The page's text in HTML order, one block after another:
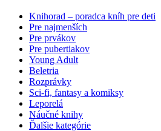
Knihorad – poradca kníh pre deti
Pre najmenších
Pre prvákov
Pre pubertiakov
Young Adult
Beletria
Rozprávky
Sci-fi, fantasy a komiksy
Leporelá
Náučné knihy
Ďalšie kategórie